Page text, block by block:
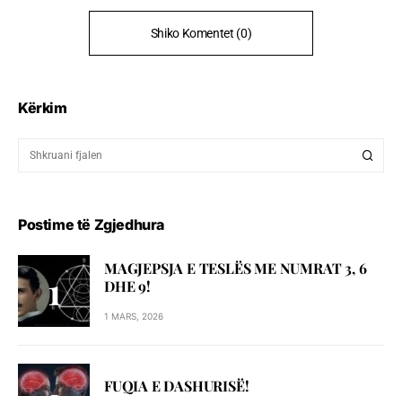
Shiko Komentet (0)
Kërkim
Postime të Zgjedhura
MAGJEPSJA E TESLËS ME NUMRAT 3, 6
DHE 9!
1 MARS, 2026
FUQIA E DASHURISË!